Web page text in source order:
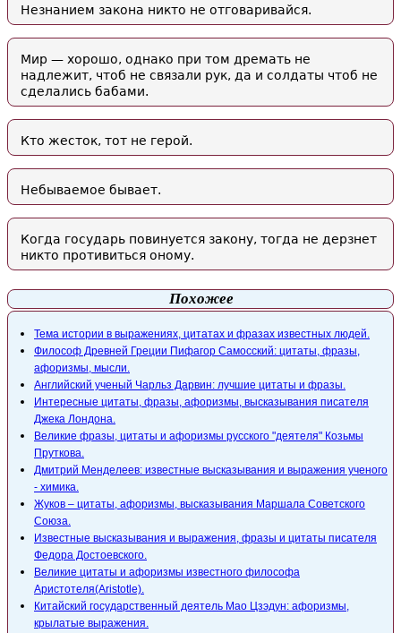
Незнанием закона никто не отговаривайся.
Мир — хорошо, однако при том дремать не
надлежит, чтоб не связали рук, да и солдаты чтоб не
сделались бабами.
Кто жесток, тот не герой.
Небываемое бывает.
Когда государь повинуется закону, тогда не дерзнет
никто противиться оному.
Похожее
Тема истории в выражениях, цитатах и фразах известных людей.
Философ Древней Греции Пифагор Самосский: цитаты, фразы,
афоризмы, мысли.
Английский ученый Чарльз Дарвин: лучшие цитаты и фразы.
Интересные цитаты, фразы, афоризмы, высказывания писателя
Джека Лондона.
Великие фразы, цитаты и афоризмы русского "деятеля" Козьмы
Пруткова.
Дмитрий Менделеев: известные высказывания и выражения ученого
- химика.
Жуков – цитаты, афоризмы, высказывания Маршала Советского
Союза.
Известные высказывания и выражения, фразы и цитаты писателя
Федора Достоевского.
Великие цитаты и афоризмы известного философа
Аристотеля(Aristotle).
Китайский государственный деятель Мао Цзэдун: афоризмы,
крылатые выражения.